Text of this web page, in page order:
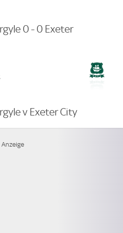
0 - 0 Exeter
v Exeter City